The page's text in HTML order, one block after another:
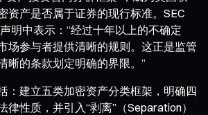
资产是否属于证券的现行标准。SEC
明中表示：“经过十年以上的不确定
场参与者提供清晰的规则。这正是监管
晰的条款划定明确的界限。”
：建立五类加密资产分类框架，明确四
律性质，并引入“剥离”（Separation）